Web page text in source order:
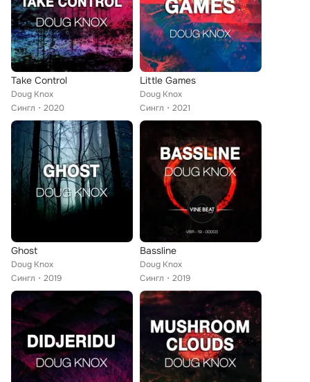
Take Control
Doug Knox
Сингл
2020
Little Games
Doug Knox
Сингл
2021
Ghost
Doug Knox
Сингл
2019
Bassline
Doug Knox
Сингл
2019